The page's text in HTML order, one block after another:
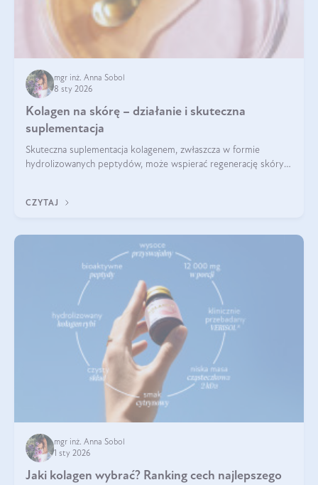
mgr inż. Anna Sobol
8 sty 2026
Kolagen na skórę – działanie i skuteczna
suplementacja
Skuteczna suplementacja kolagenem, zwłaszcza w formie
hydrolizowanych peptydów, może wspierać regenerację skóry i
CZYTAJ
mgr inż. Anna Sobol
1 sty 2026
Jaki kolagen wybrać? Ranking cech najlepszego